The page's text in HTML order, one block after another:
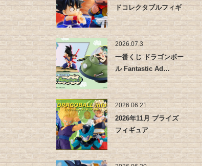
ドコレクタブルフィギ
ュア -…
2026.07.3
一番くじ ドラゴンボー
ル Fantastic Ad…
2026.06.21
2026年11月 プライズ
フィギュア